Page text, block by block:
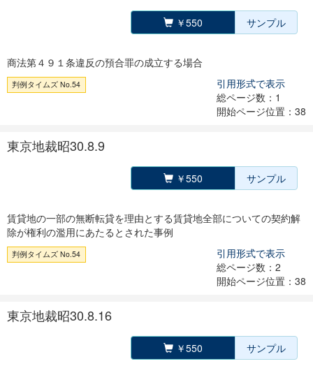
￥550 サンプル
商法第４９１条違反の預合罪の成立する場合
判例タイムズ No.54
引用形式で表示
総ページ数：1
開始ページ位置：38
東京地裁昭30.8.9
￥550 サンプル
賃貸地の一部の無断転貸を理由とする賃貸地全部についての契約解
除が権利の濫用にあたるとされた事例
判例タイムズ No.54
引用形式で表示
総ページ数：2
開始ページ位置：38
東京地裁昭30.8.16
￥550 サンプル